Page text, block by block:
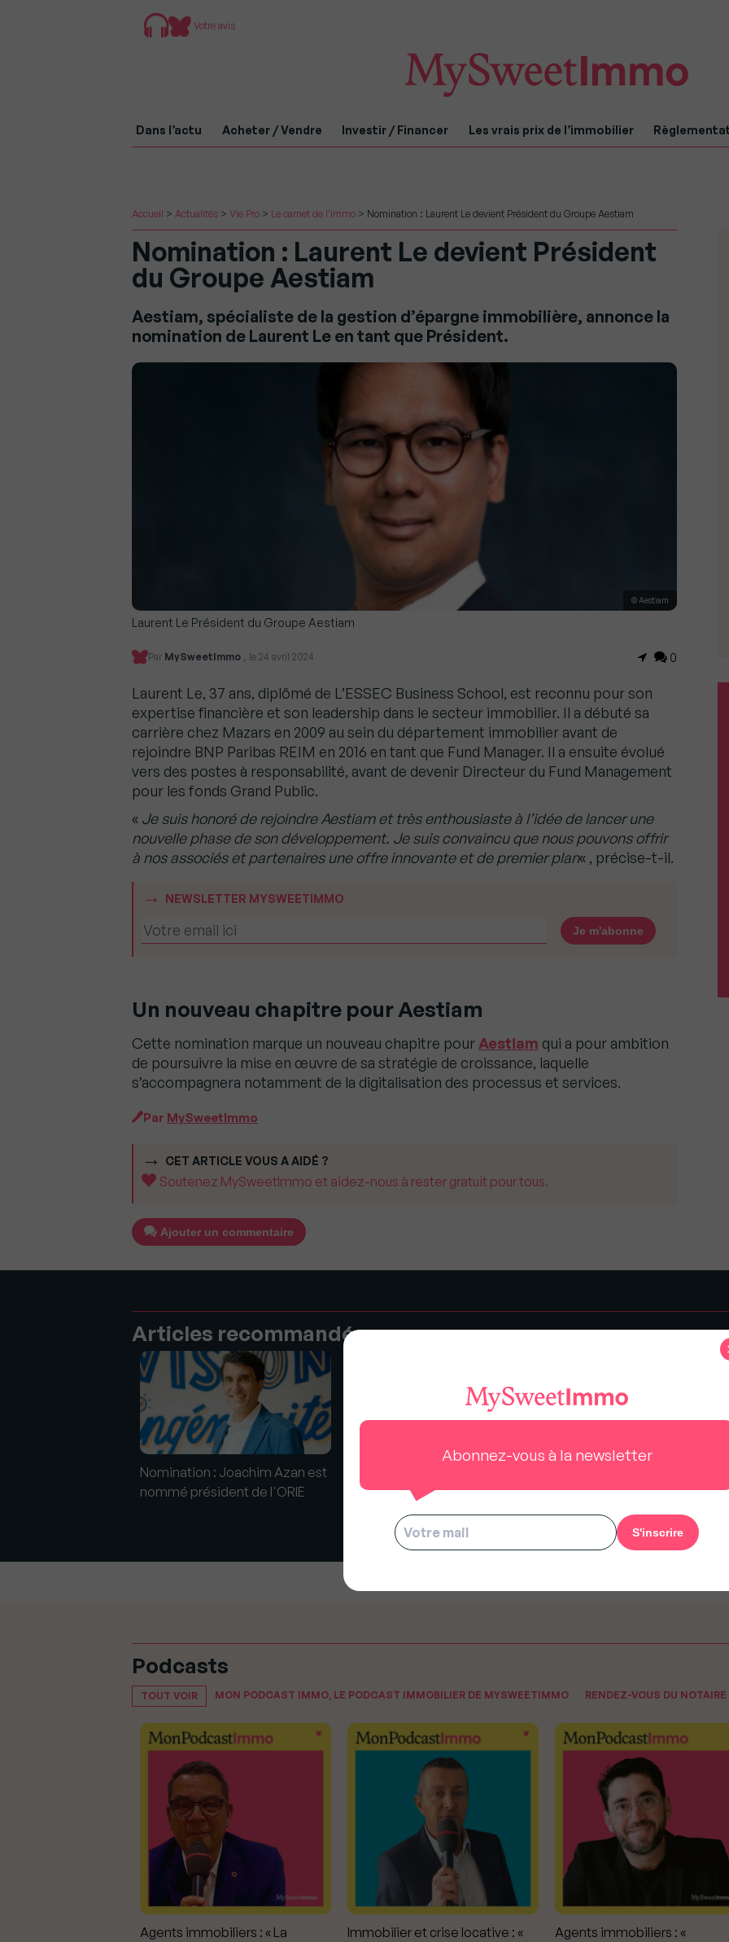
Votre avis
Dans l’actu Acheter / Vendre Investir / Financer Les vrais prix de l’immobilier
Accueil > Actualités > Vie Pro > Le carnet de l'immo > Nomination : Laurent Le devient Président du Groupe Aestiam
Nomination : Laurent Le devient Président
du Groupe Aestiam
Aestiam, spécialiste de la gestion d’épargne immobilière, annonce la
nomination de Laurent Le en tant que Président.
© Aestiam
Laurent Le Président du Groupe Aestiam
Par MySweetImmo , le 24 avril 2024 0
Laurent Le, 37 ans, diplômé de L’ESSEC Business School, est reconnu pour son
expertise financière et son leadership dans le secteur immobilier. Il a débuté sa
carrière chez Mazars en 2009 au sein du département immobilier avant de
rejoindre BNP Paribas REIM en 2016 en tant que Fund Manager. Il a ensuite évolué
vers des postes à responsabilité, avant de devenir Directeur du Fund Management
pour les fonds Grand Public.
« Je suis honoré de rejoindre Aestiam et très enthousiaste à l’idée de lancer une
nouvelle phase de son développement. Je suis convaincu que nous pouvons offrir
à nos associés et partenaires une offre innovante et de premier plan« , précise-t-il.
NEWSLETTER MYSWEETIMMO
Un nouveau chapitre pour Aestiam
Cette nomination marque un nouveau chapitre pour Aestiam qui a pour ambition
de poursuivre la mise en œuvre de sa stratégie de croissance, laquelle
s’accompagnera notamment de la digitalisation des processus et services.
Par MySweetImmo
CET ARTICLE VOUS A AIDÉ ?
Soutenez MySweetImmo et aidez-nous à rester gratuit pour tous.
Ajouter un commentaire
Articles recommandés
Nomination : Joachim Azan est
nommé président de l'ORIE
devient CEO de Fiveoffices
devient Président de Keys
Podcasts
TOUT VOIR MON PODCAST IMMO, LE PODCAST IMMOBILIER DE MYSWEETIMMO RENDEZ-VOUS DU NOTAIRE
Agents immobiliers : « La
Immobilier et crise locative : «
Agents immobiliers : «
Abonnez-vous à la newsletter